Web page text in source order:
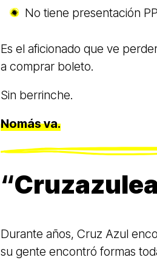
No tiene presentación
Es el aficionado que ve
a comprar boleto.
Sin berrinche.
Nomás va.
“
Durante años, Cruz Azul
su gente encontró formas